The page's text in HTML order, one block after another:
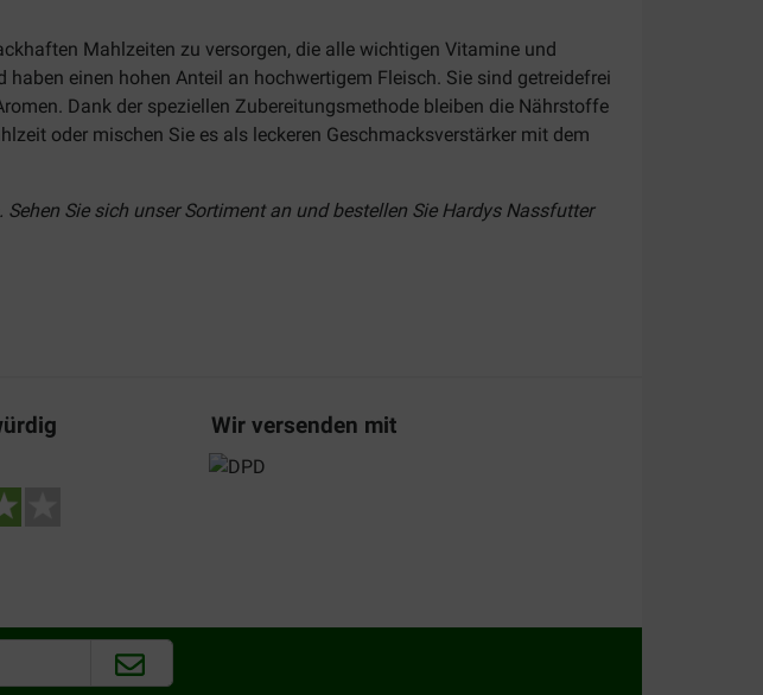
Mahlzeiten zu versorgen, die alle wichtigen Vitamine und
einen hohen Anteil an hochwertigem Fleisch. Sie sind getreidefrei
. Dank der speziellen Zubereitungsmethode bleiben die Nährstoffe
oder mischen Sie es als leckeren Geschmacksverstärker mit dem
Sie sich unser Sortiment an und bestellen Sie Hardys Nassfutter
im Napf. Die 100-Gramm-Frischebeutel enthalten die Sorten Huhn
in der Packung vertreten.
für jeden Stubentiger das Richtige dabei!
Wir versenden mit